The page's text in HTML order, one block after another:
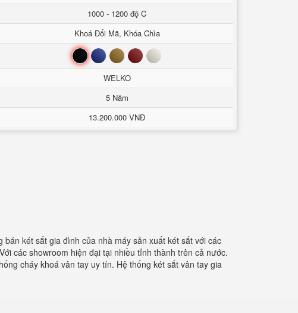
1000 - 1200 độ C
Khoá Đổi Mã, Khóa Chìa
Đen Xanh Nâu Đỏ Trắng
WELKO
5 Năm
13.200.000 VNĐ
két sắt gia đình của nhà máy sản xuất két sắt với các
các showroom hiện đại tại nhiều tỉnh thành trên cả nước.
cháy khoá vân tay uy tín. Hệ thống két sắt vân tay gia